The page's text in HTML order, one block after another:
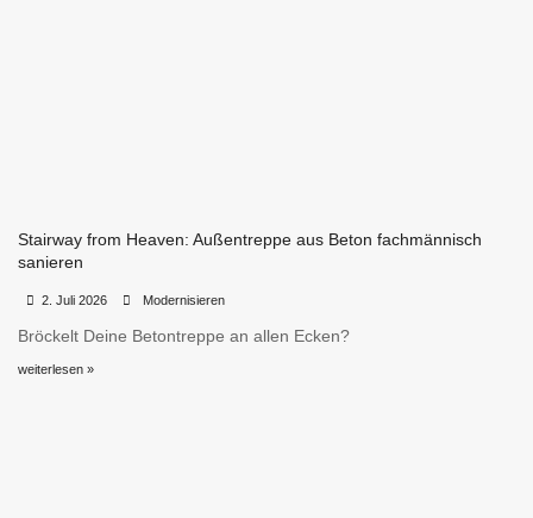
Stairway from Heaven: Außentreppe aus Beton fachmännisch
sanieren
2. Juli 2026 Modernisieren
Bröckelt Deine Betontreppe an allen Ecken?
weiterlesen »